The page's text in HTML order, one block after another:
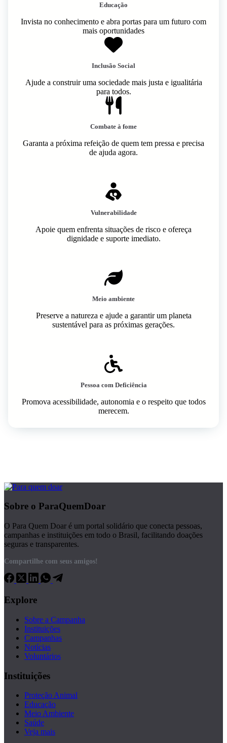
Educação
Invista no conhecimento e abra portas para um futuro com
mais oportunidades
Inclusão Social
Ajude a construir uma sociedade mais justa e igualitária
para todos.
Combate à fome
Garanta a próxima refeição de quem tem pressa e precisa
de ajuda agora.
Vulnerabilidade
Apoie quem enfrenta situações de risco e ofereça
dignidade e suporte imediato.
Meio ambiente
Preserve a natureza e ajude a garantir um planeta
sustentável para as próximas gerações.
Pessoa com Deficiência
Promova acessibilidade, autonomia e o respeito que todos
merecem.
Sobre o ParaQuemDoar
O Para Quem Doar é um portal solidário que conecta pessoas,
campanhas e instituições em todo o Brasil, facilitando doações
seguras e transparentes.
Compartilhe com seus amigos!
Explore
Sobre a Campanha
Instituições
Campanhas
Notícias
Voluntários
Instituições
Proteção Animal
Educação
Meio Ambiente
Saúde
Veja mais